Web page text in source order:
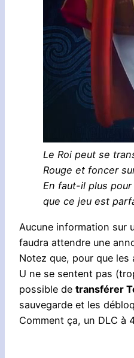
Le Roi peut se
Rouge et foncer
En faut-il plus
que ce jeu est
Aucune information sur
faudra attendre une
Notez que, pour que les
U ne se sentent pas
possible de transférer
sauvegarde et les
Comment ça, un DLC à